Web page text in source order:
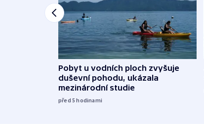
Pobyt u vodních ploch zvyšuje
duševní pohodu, ukázala
mezinárodní studie
před 5hodinami